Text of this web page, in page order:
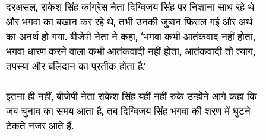
दरअसल, राकेश सिंह कांग्रेस नेता दिग्विजय सिंह पर निशाना साध रहे थे
और भगवा का बखान कर रहे थे, तभी उनकी जुबान फिसल गई और अर्थ
का अनर्थ हो गया. बीजेपी नेता ने कहा, ‘भगवा कभी आतंकवाद नहीं होता,
भगवा धारण करने वाला कभी आतंकवादी नहीं होता, आतंकवादी तो त्याग,
तपस्या और बलिदान का प्रतीक होता है.’
इतना ही नहीं, बीजेपी नेता राकेश सिंह यहीं नहीं रुके उन्होंने आगे कहा कि
जब चुनाव का समय आता है, तब दिग्विजय सिंह भगवा की शरण में घुटने
टेकते नजर आते हैं.